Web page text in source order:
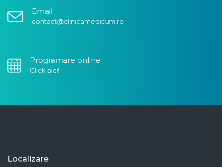
Email
contact@clinicamedicum.ro
Programare online
Click aici!
Localizare